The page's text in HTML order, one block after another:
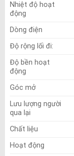
Nhiệt độ hoạt
động
Dòng điện
Độ rộng lối đi:
Độ bền hoạt
động
Góc mở
Lưu lượng người
qua lại
Chất liệu
Hoạt động